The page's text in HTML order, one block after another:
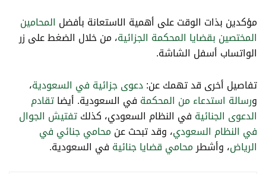
مؤكدين بذات الوقت على أهمية الاستعانة بأفضل المحامين
المختصين بقضايا المحكمة الجزائية، من خلال الضغط على زر
الواتساب أسفل الشاشة.
تفاصيل أخرى قد تهمك عن:دعوى جزائية في السعودية،
ورسالة استدعاء من المحكمة في السعودية. أيضاتقادم
الدعوى الجنائية في النظام السعودي، كذلكتفتيش الجوال
في النظام السعودي، وقد تبحث عنمحامي جنائي في
الرياض، وأشطرمحامي قضايا جنائية في السعودية.